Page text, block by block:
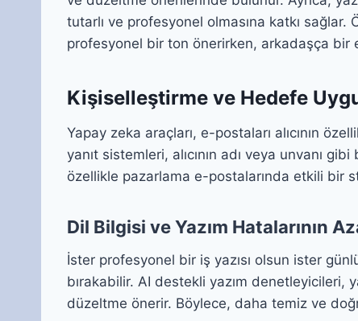
tutarlı ve profesyonel olmasına katkı
profesyonel bir ton önerirken, arkadaşça bir
Kişiselleştirme ve Hedefe
Yapay zeka araçları, e-postaları alıcının
yanıt sistemleri, alıcının adı veya unvanı
özellikle pazarlama e-postalarında etkili bir
Dil Bilgisi ve Yazım Hatalarının
İster profesyonel bir iş yazısı olsun ister
bırakabilir. AI destekli yazım denetleyicileri,
düzeltme önerir. Böylece, daha temiz ve